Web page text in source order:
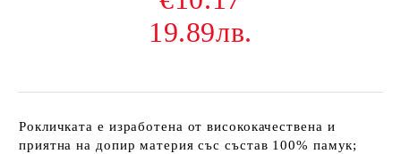
19.89лв.
Рокличката е изработена от висококачествена и
приятна на допир материя със състав 100% памук;